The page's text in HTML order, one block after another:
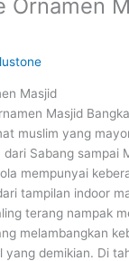
Ornamen
Masjid
Masjid
muslim yang
dari Sabang sampai
mempunyai
tampilan indoor
terang nampak
melambangkan
yang demikian. Di